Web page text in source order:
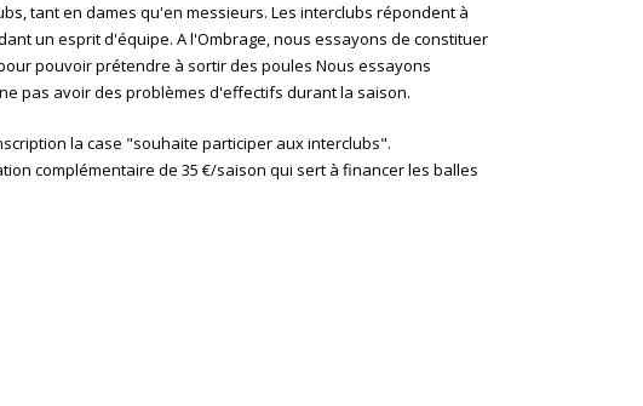
tant en dames qu'en messieurs. Les interclubs répondent à
un esprit d'équipe. A l'Ombrage, nous essayons de constituer
pouvoir prétendre à sortir des poules Nous essayons
pas avoir des problèmes d'effectifs durant la saison.
la case "souhaite participer aux interclubs".
complémentaire de 35 €/saison qui sert à financer les balles